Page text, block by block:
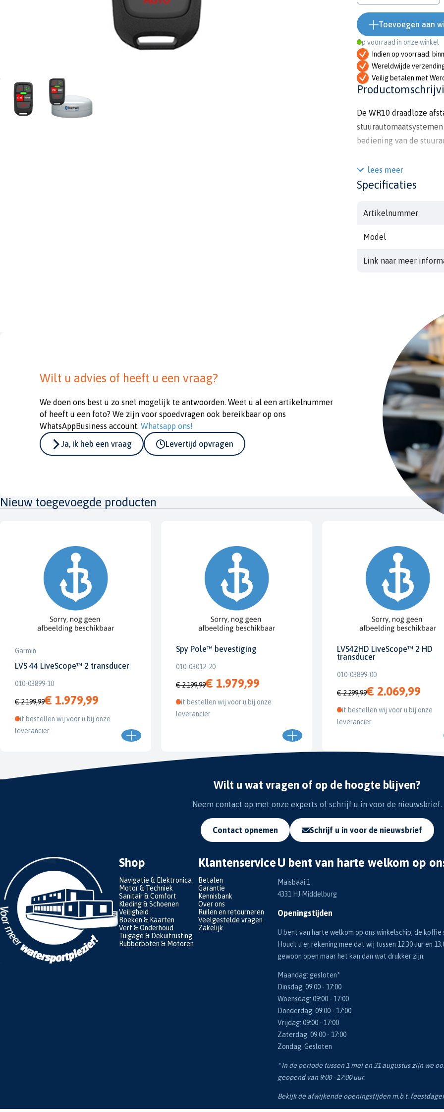
Toevoegen aan
Op voorraad in onze winkel
Indien op voorraad:
Wereldwijde
Veilig betalen met
De WR10 draadloze
bediening van de
De Bluetooth
BT1 basisstation werkt
compacte, lichtgewicht
lees meer
Specificaties
Artikelnummer
Model
Link naar meer
Wilt u advies of heeft u een vraag?
We doen ons best u zo snel mogelijk te antwoorden. Weet u al een artikelnummer
of heeft u een foto? We zijn voor spoedvragen ook bereikbaar op ons
WhatsAppBusiness account. Whatsapp ons!
Ja, ik heb een vraag
Levertijd opvragen
Nieuw toegevoegde producten
Garmin
LVS 44 LiveScope™ 2 transducer
010-03899-10
€ 2.199,99€ 1.979,99
Dit bestellen wij voor u bij onze
leverancier
Spy Pole™ bevestiging
010-03012-20
€ 2.199,99€ 1.979,99
Dit bestellen wij voor u bij onze
leverancier
LVS42HD LiveScope™ 2 HD
transducer
010-03899-00
€ 2.299,99€ 2.069,99
Dit bestellen wij voor u bij onze
leverancier
Wilt u wat vragen of op de hoogte blijven?
Neem contact op met onze experts of schrijf u in voor de nieuwsbrief.
Contact opnemen Schrijf u in voor de nieuwsbrief
Shop
Navigatie & Elektronica
Motor & Techniek
Sanitair & Comfort
Kleding & Schoenen
Veiligheid
Boeken & Kaarten
Verf & Onderhoud
Tuigage & Dekuitrusting
Rubberboten & Motoren
Klantenservice
Betalen
Garantie
Kennisbank
Over ons
Ruilen en retourneren
Veelgestelde vragen
Zakelijk
U bent van harte welkom op
Maisbaai 1
4331 HJ Middelburg
Openingstijden
U bent van harte welkom op ons winkelschip, de
Houdt u er rekening mee dat wij tussen 12.30 uur en
gewoon open maar het kan dan wat drukker zijn.
Maandag: gesloten*
Dinsdag: 09:00 - 17:00
Woensdag: 09:00 - 17:00
Donderdag: 09:00 - 17:00
Vrijdag: 09:00 - 17:00
Zaterdag: 09:00 - 17:00
Zondag: Gesloten
* In de periode tussen 1 mei en 31 augustus zijn we
geopend van 9:00 - 17:00 uur.
Bekijk de afwijkende openingstijden m.b.t.